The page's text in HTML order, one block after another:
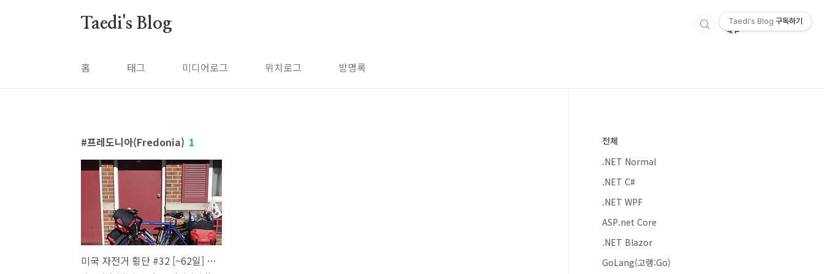
Taedi's Blog
홈 태그 미디어로그 위치로그 방명록
프레도니아(Fredonia) 1
미국 자전거 횡단 #32 [~62일] 갑자기 찾아온 적신호! 집으로? (에리, 뒹케르크)
전체
.NET Normal
.NET C#
.NET WPF
ASP.net Core
.NET Blazor
GoLang(고랭:Go)
Taedi's Blog 구독하기